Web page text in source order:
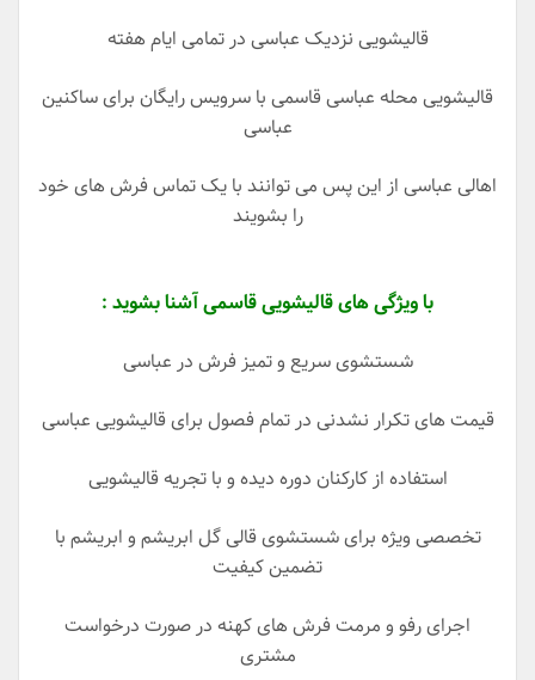
قالیشویی نزدیک عباسی در تمامی ایام هفته
قالیشویی محله عباسی قاسمی با سرویس رایگان برای ساکنین
عباسی
اهالی عباسی از این پس می توانند با یک تماس فرش های خود
را بشویند
با ویژگی های قالیشویی قاسمی آشنا بشوید :
شستشوی سریع و تمیز فرش در عباسی
قیمت های تکرار نشدنی در تمام فصول برای قالیشویی عباسی
استفاده از کارکنان دوره دیده و با تجریه قالیشویی
تخصصی ویژه برای شستشوی قالی گل ابریشم و ابریشم با
تضمین کیفیت
اجرای رفو و مرمت فرش های کهنه در صورت درخواست
مشتری